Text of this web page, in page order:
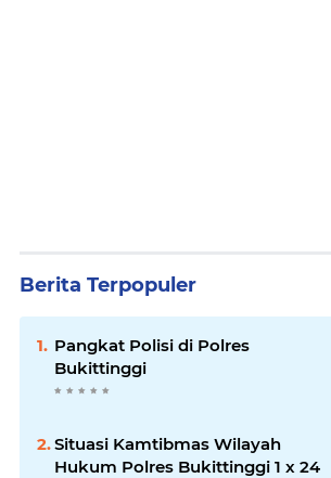
Berita Terpopuler
Pangkat Polisi di Polres
Bukittinggi
Situasi Kamtibmas Wilayah
Hukum Polres Bukittinggi 1 x 24